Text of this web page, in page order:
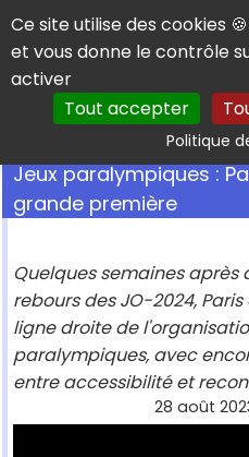
Panneau de gestion des
Ce site utilise des cookies 🍪
et vous donne le contrôle
activer
Tout accepter
Politique
Jeux paralympiques :
grande première
Quelques semaines
rebours des JO-2024,
ligne droite de
paralympiques, avec
entre accessibilité et
28 août